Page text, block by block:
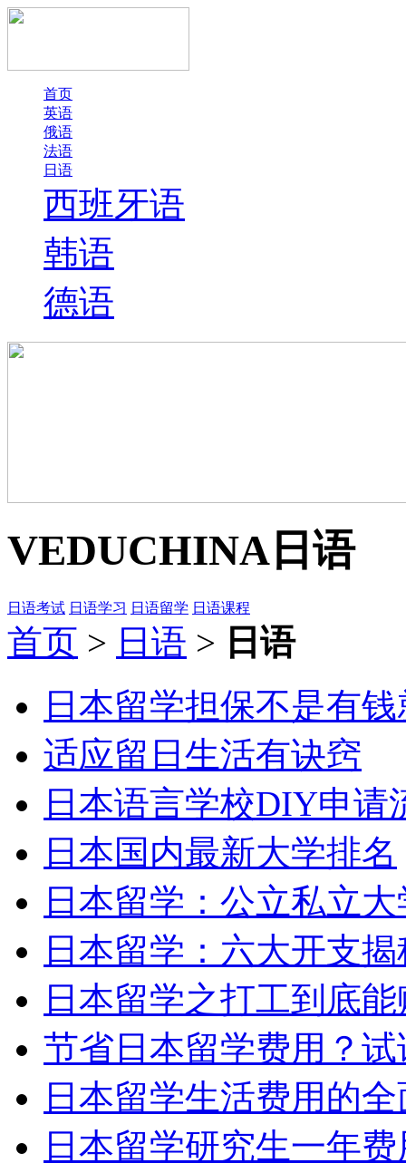
首页
英语
俄语
法语
日语
西班牙语
韩语
德语
VEDUCHINA 日语
日语考试 日语学习 日语留学 日语课程
首页 > 日语 > 日语
日本留学担保不是有
适应留日生活有诀窍
日本语言学校DIY申请
日本国内最新大学排名
日本留学：公立私立
日本留学：六大开支揭
日本留学之打工到底
节省日本留学费用？
日本留学生活费用的
日本留学研究生一年